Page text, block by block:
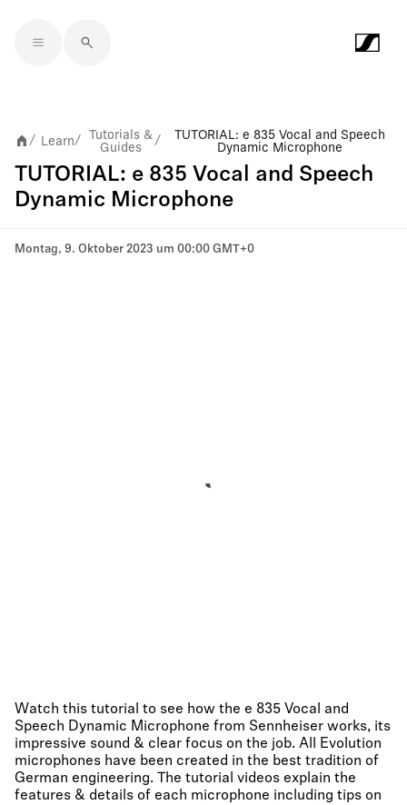
/ Learn/
Tutorials &
Guides
/
TUTORIAL: e 835 Vocal and Speech
Dynamic Microphone
TUTORIAL: e 835 Vocal and Speech
Dynamic Microphone
Montag, 9. Oktober 2023 um 00:00 GMT+0
Watch this tutorial to see how the e 835 Vocal and
Speech Dynamic Microphone from Sennheiser works, its
impressive sound & clear focus on the job. All Evolution
microphones have been created in the best tradition of
German engineering. The tutorial videos explain the
features & details of each microphone including tips on